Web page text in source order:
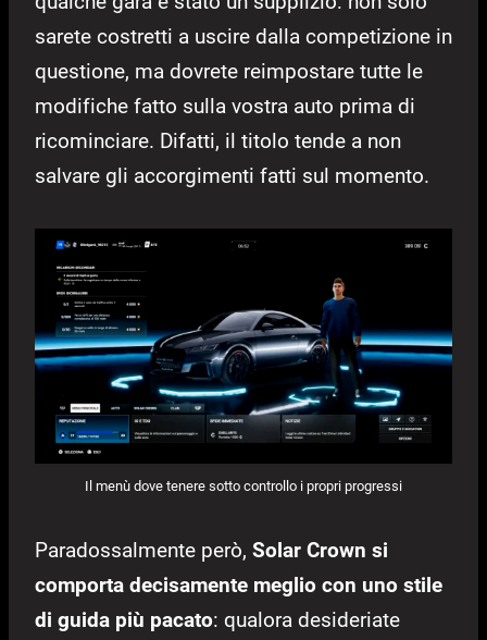
sarete costretti a uscire dalla competizione in
questione, ma dovrete reimpostare tutte le
modifiche fatto sulla vostra auto prima di
ricominciare. Difatti, il titolo tende a non
salvare gli accorgimenti fatti sul momento.
Il menù dove tenere sotto controllo i propri progressi
Paradossalmente però, Solar Crown si
comporta decisamente meglio con uno stile
di guida più pacato: qualora desideriate